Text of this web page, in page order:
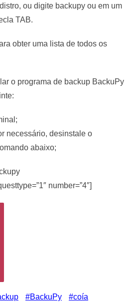
ou digite backupy ou em um
TAB.
obter uma lista de todos os
o programa de backup BackuPy
necessário, desinstale o
abaixo;
number=”4″]
BackuPy
coía